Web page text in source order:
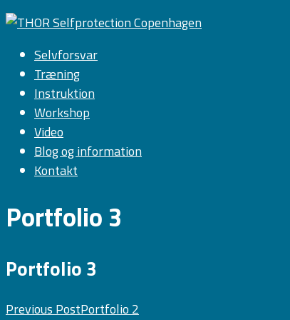
Selvforsvar
Træning
Instruktion
Workshop
Video
Blog og information
Kontakt
Portfolio 3
Portfolio 3
Previous PostPortfolio 2